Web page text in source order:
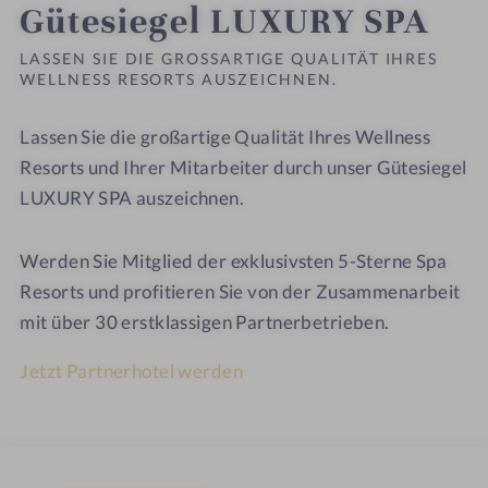
Gütesiegel LUXURY SPA
LASSEN SIE DIE GROSSARTIGE QUALITÄT IHRES W
ELLNESS RESORTS AUSZEICHNEN.
Lassen Sie die großartige Qualität Ihres Wellness
Resorts und Ihrer Mitarbeiter durch unser Gütesiegel
LUXURY SPA auszeichnen.
Werden Sie Mitglied der exklusivsten 5-Sterne Spa
Resorts und profitieren Sie von der Zusammenarbeit
mit über 30 erstklassigen Partnerbetrieben.
Jetzt Partnerhotel werden